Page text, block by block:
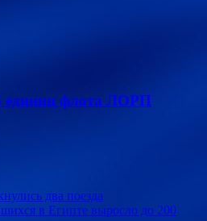
единиц флота ЛОРП
два поезда
в Египте выросло до 200